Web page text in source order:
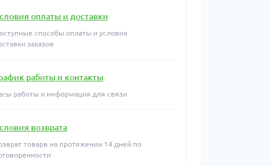
оплаты и доставки
способы оплаты и условия
заказов
работы и контакты
работы и информация для связи
возврата
товарв на протяжении 14 дней по